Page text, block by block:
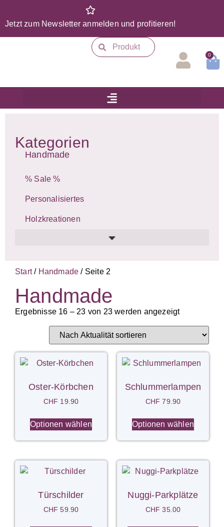
Jetzt zum Newsletter anmelden und profitieren!
0
Kategorien
Handmade
% Sale %
Personalisiertes
Holzkreationen
Start/ Handmade / Seite 2
Handmade
Ergebnisse 16 – 23 von 23 werden angezeigt
Oster-Körbchen
CHF 19.90
Optionen wählen
Schlummerlampen
CHF 79.90
Optionen wählen
Türschilder
CHF 59.90
Nuggi-Parkplätze
CHF 35.00